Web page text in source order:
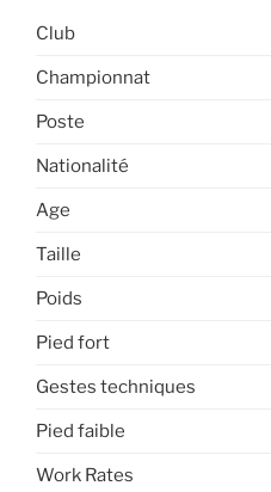
Club
Championnat
Poste
Nationalité
Age
Taille
Poids
Pied fort
Gestes techniques
Pied faible
Work Rates